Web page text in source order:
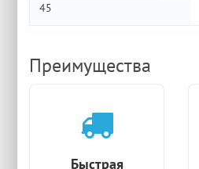
45
Преимущества
Быстрая